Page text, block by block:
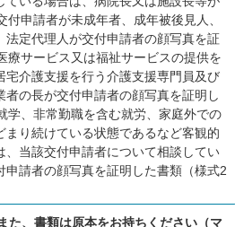
申請者が未成年者、成年被後見人、
定代理人が交付申請者の顔写真を証
療サービス又は福祉サービスの提供を
介護支援を行う介護支援専門員及び
の長が交付申請者の顔写真を証明し
学、非常勤職を含む就労、家庭外での
り続けている状態であるなど客観的
当該交付申請者について相談してい
請者の顔写真を証明した書類（様式2
た、書類は原本をお持ちください（マ